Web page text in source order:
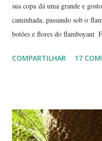
sua copa dá uma grande e
caminhada, passando sob o
botões e flores do flamboyant
fachada do TJ. Flores e
árvores dando as boas vindas
rodovia que liga Goiânia a
COMPARTILHAR 17